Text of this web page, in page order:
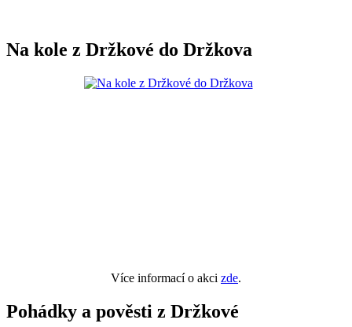
Na kole z Držkové do Držkova
Více informací o akci zde.
Pohádky a pověsti z Držkové